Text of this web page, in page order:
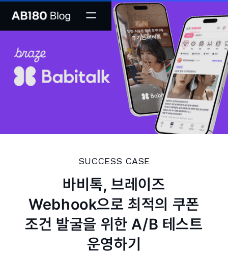
SUCCESS CASE
바비톡, 브레이즈
Webhook으로 최적의 쿠폰
조건 발굴을 위한 A/B 테스트
운영하기